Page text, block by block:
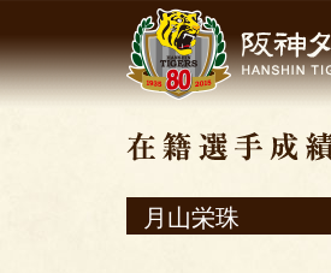
月山栄珠